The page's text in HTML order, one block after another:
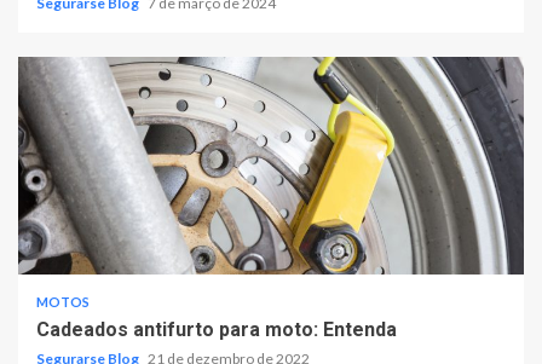
MOTOS
Cadeados antifurto para moto: Entenda
Segurarse Blog 21 de dezembro de 2022